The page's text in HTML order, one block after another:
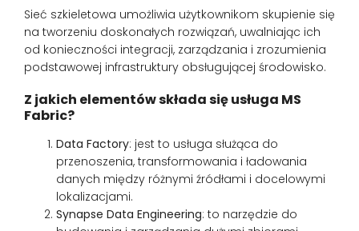
Sieć szkieletowa umożliwia użytkownikom skupienie się
na tworzeniu doskonałych rozwiązań, uwalniając ich
od konieczności integracji, zarządzania i zrozumienia
podstawowej infrastruktury obsługującej środowisko.
Z jakich elementów składa się usługa MS
Fabric?
Data Factory: jest to usługa służąca do
przenoszenia, transformowania i ładowania
danych między różnymi źródłami i docelowymi
lokalizacjami.
Synapse Data Engineering: to narzędzie do